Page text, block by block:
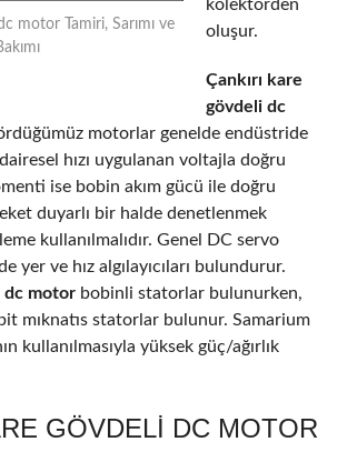
motor Tamiri, Sarımı ve
kolektörden
oluşur.
Çankırı kare
gövdeli dc
motorlar genelde endüstride
hızı uygulanan voltajla doğru
ise bobin akım gücü ile doğru
duyarlı bir halde denetlenmek
kullanılmalıdır. Genel DC servo
yer ve hız algılayıcıları bulundurur.
dc motor bobinli statorlar bulunurken,
mıknatıs statorlar bulunur. Samarium
kullanılmasıyla yüksek güç/ağırlık
GÖVDELI DC MOTOR